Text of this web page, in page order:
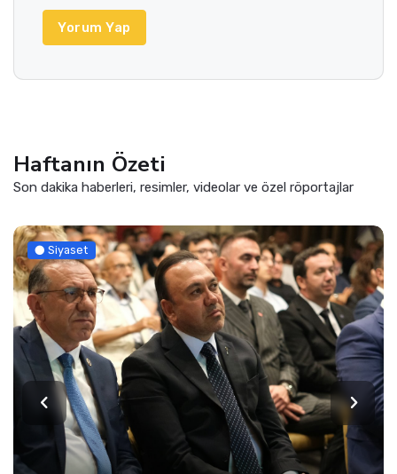
Yorum Yap
Haftanın Özeti
Son dakika haberleri, resimler, videolar ve özel röportajlar
Siyaset